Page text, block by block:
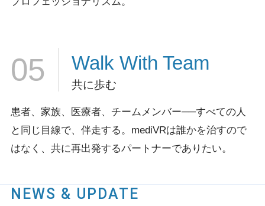
05 Walk With Team
共に歩む
患者、家族、医療者、チームメンバー──すべての人
と同じ目線で、伴走する。 mediVRは誰かを治すので
はなく、共に再出発するパートナーでありたい。
NEWS & UPDATE